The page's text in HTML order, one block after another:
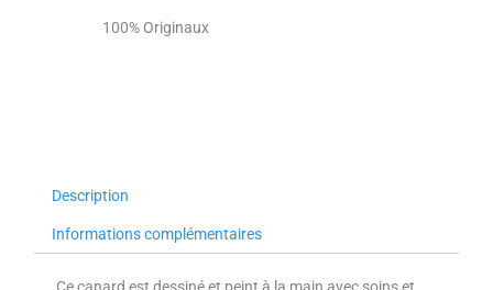
100% Originaux
Description
Informations complémentaires